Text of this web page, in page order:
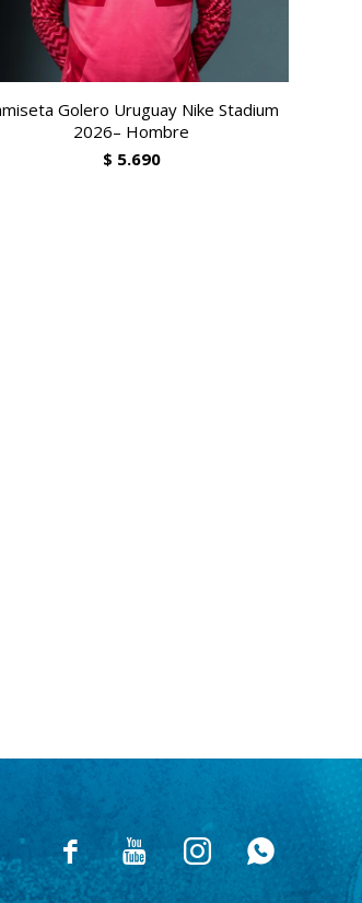
Golero Uruguay Nike Stadium
2026– Hombre
$ 5.690
   